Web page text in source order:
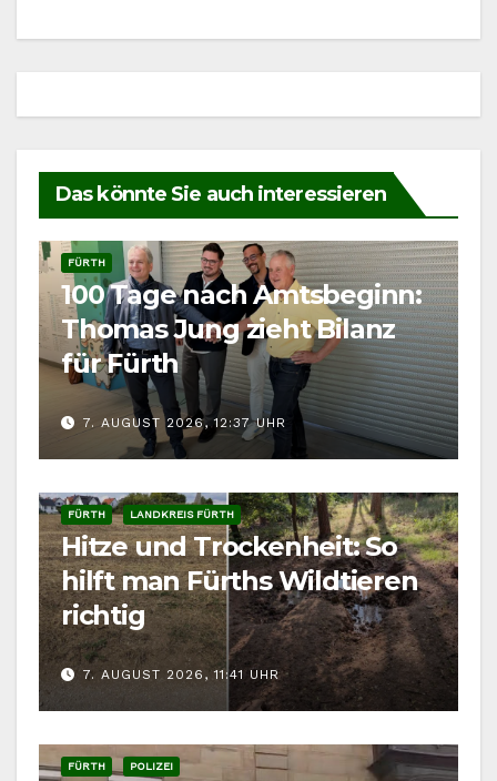
Das könnte Sie auch interessieren
FÜRTH
100 Tage nach Amtsbeginn:
Thomas Jung zieht Bilanz
für Fürth
7. AUGUST 2026, 12:37 UHR
FÜRTH LANDKREIS FÜRTH
Hitze und Trockenheit: So
hilft man Fürths Wildtieren
richtig
7. AUGUST 2026, 11:41 UHR
FÜRTH POLIZEI